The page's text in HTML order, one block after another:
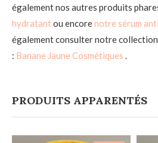
également nos autres produits
hydratantou encorenotre sérum
également consulter notre
: Banane Jaune Cosmétiques .
PRODUITS APPARENTÉS